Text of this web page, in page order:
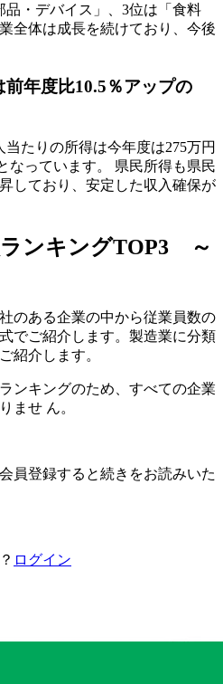
品・デバイス」、3位は「食料
全体は成長を続けており、今後
年度比10.5％アップの
たりの所得は今年度は275万円
なっています。 県民所得も県民
しており、安定した収入確保が
ンキングTOP3 ～
のある企業の中から従業員数の
でご紹介します。製造業に分類
紹介します。
ンキングのため、すべての企業
ませ ん。
員登録すると続きをお読みいた
ログイン